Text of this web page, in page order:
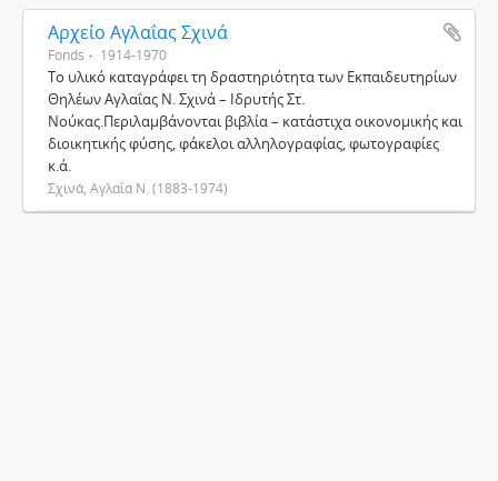
Αρχείο Αγλαΐας Σχινά
Fonds 1914-1970
Το υλικό καταγράφει τη δραστηριότητα των Εκπαιδευτηρίων
Θηλέων Αγλαΐας Ν. Σχινά – Ιδρυτής Στ.
Νούκας.Περιλαμβάνονται βιβλία – κατάστιχα οικονομικής και
διοικητικής φύσης, φάκελοι αλληλογραφίας, φωτογραφίες
κ.ά.
Σχινά, Αγλαΐα Ν. (1883-1974)